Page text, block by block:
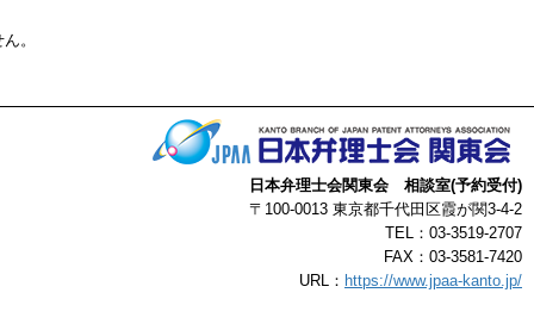
。
日本弁理士会関東会 相談室(予約受付)
〒100-0013 東京都千代田区霞が関3-4-2
TEL：03-3519-2707
FAX：03-3581-7420
URL： https://www.jpaa-kanto.jp/